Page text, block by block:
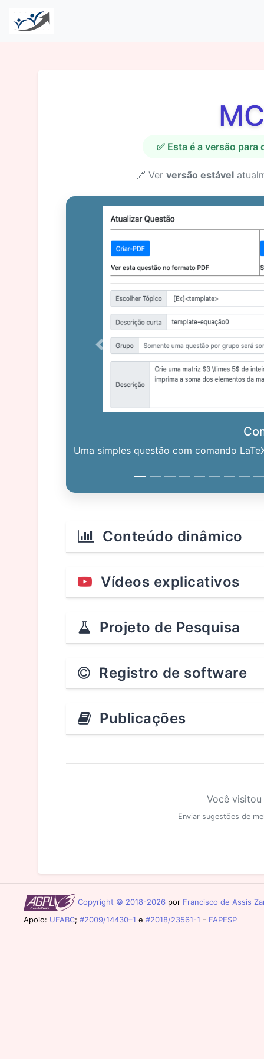
✅ Esta é a versão
🔗 Ver versão estável
Uma simples questão com comando
Previous
Conteúdo dinâmico
Vídeos explicativos
Projeto de Pesquisa
Registro de software
Publicações
Você
Enviar sugestões de
Copyright © 2018-2026 por Francisco de Assis
Apoio: UFABC; #2009/14430–1 e #2018/23561-1 - FAPESP